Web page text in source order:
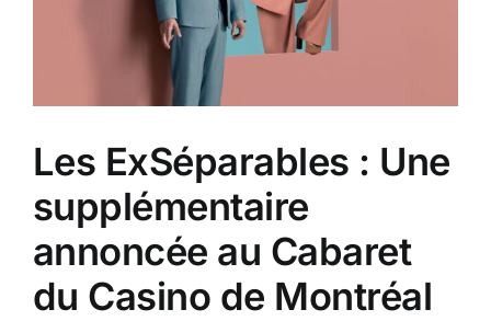
Les ExSéparables : Une
supplémentaire
annoncée au Cabaret
du Casino de Montréal